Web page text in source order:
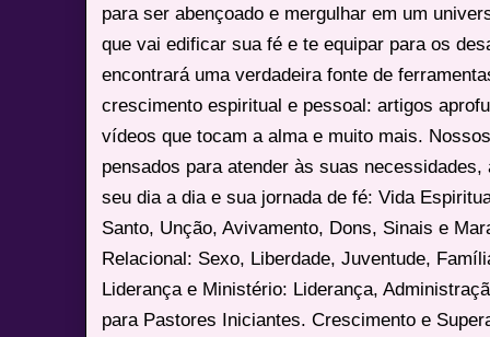
para ser abençoado e mergulhar em um
que vai edificar sua fé e te equipar para os
encontrará uma verdadeira fonte de
crescimento espiritual e pessoal: artigos
vídeos que tocam a alma e muito mais.
pensados para atender às suas
seu dia a dia e sua jornada de fé: Vida
Santo, Unção, Avivamento, Dons, Sinais e
Relacional: Sexo, Liberdade, Juventude,
Liderança e Ministério: Liderança,
para Pastores Iniciantes. Crescimento e